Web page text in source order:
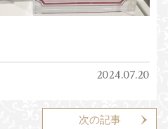
2024.07.20
次の記事
次の記事はありません